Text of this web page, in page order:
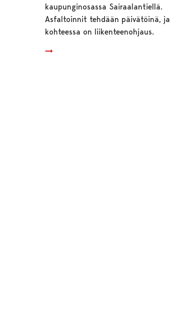
kaupunginosassa Sairaalantiellä.
Asfaltoinnit tehdään päivätöinä, ja
kohteessa on liikenteenohjaus.